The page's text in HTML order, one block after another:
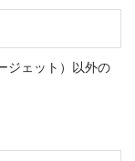
ジェット）以外の